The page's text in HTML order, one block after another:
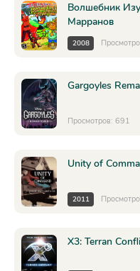
Волшебник
Марранов
2008
Gargoyles
Просмотров: 691
Unity of
2011
X3: Terran